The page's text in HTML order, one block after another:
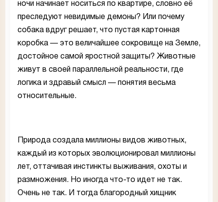
ночи начинает носиться по квартире, словно её
преследуют невидимые демоны? Или почему
собака вдруг решает, что пустая картонная
коробка — это величайшее сокровище на Земле,
достойное самой яростной защиты? Животные
живут в своей параллельной реальности, где
логика и здравый смысл — понятия весьма
относительные.
Природа создала миллионы видов животных,
каждый из которых эволюционировал миллионы
лет, оттачивая инстинкты выживания, охоты и
размножения. Но иногда что-то идет не так.
Очень не так. И тогда благородный хищник